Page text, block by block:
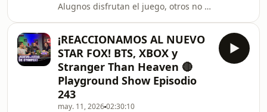
Alugnos disfrutan el juego, otros no lo
¿MIXTAPE puede ser considerado un
videojuego?#gaming #mixtape
#videojuegos
¡REACCIONAMOS AL NUEVO
STAR FOX! BTS, XBOX y
Stranger Than Heaven 🔴
Playground Show Episodio
243
may. 11, 202602:30:10